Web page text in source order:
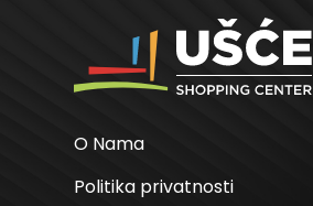
O Nama
Politika privatnosti